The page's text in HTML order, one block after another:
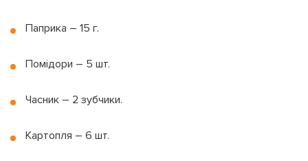
Паприка – 15 г.
Помідори – 5 шт.
Часник – 2 зубчики.
Картопля – 6 шт.